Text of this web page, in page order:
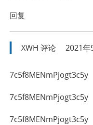
回复
XWH 评论 2021年
7c5f8MENmPjogt3c5y
7c5f8MENmPjogt3c5y
7c5f8MENmPjogt3c5y